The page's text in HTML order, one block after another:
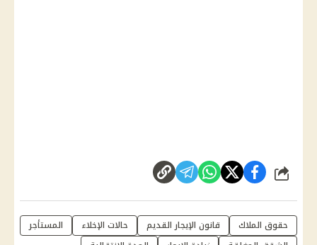
شارك
حقوق الملاك قانون الإيجار القديم حالات الإخلاء
المستأجر